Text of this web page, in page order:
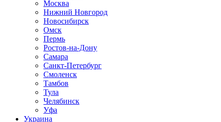
Москва
Нижний Новгород
Новосибирск
Омск
Пермь
Ростов-на-Дону
Самара
Санкт-Петербург
Смоленск
Тамбов
Тула
Челябинск
Уфа
Украина